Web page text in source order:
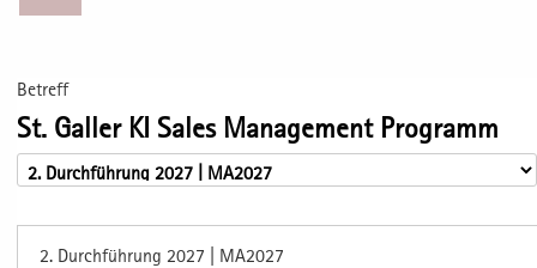
Betreff
St. Galler KI Sales Management Programm
2. Durchführung 2027 | MA2027